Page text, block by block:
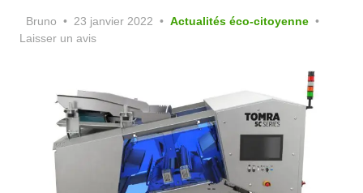
Bruno
Posted
on
23 janvier 2022
Actualités éco-citoyenne
Laisser un avis